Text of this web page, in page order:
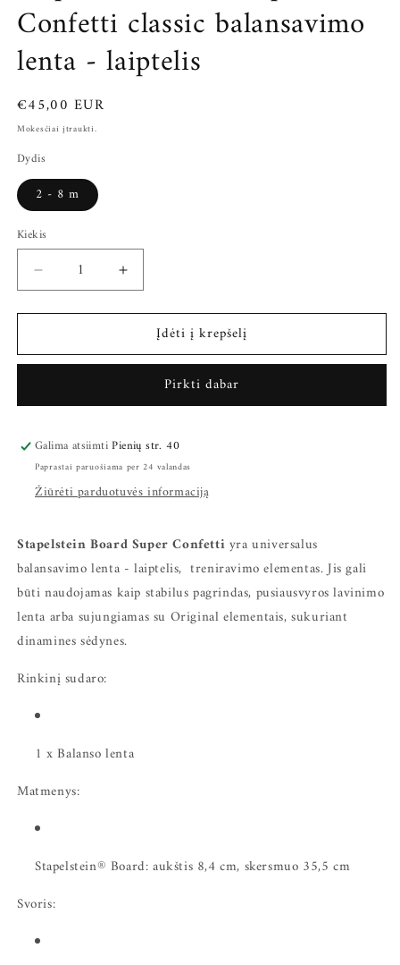
Confetti classic balansavimo
lenta - laiptelis
Įprasta
kaina
€45,00 EUR
Mokesčiai įtraukti.
Dydis
2 - 8 m
Kiekis
Sumažinti
Stapelstein
Board
Confetti
lenta
laiptelis
kiekį
Padidinti
Stapelstein
Board
Super
Confetti
balansavimo
lenta
laiptelis
kiekį
Įdėti į krepšelį
Pirkti dabar
Galima atsiimtiPienių str. 40
Paprastai paruošiama per 24 valandas
Žiūrėti parduotuvės informaciją
Stapelstein Board Super Confettiyra universalus
balansavimo lenta - laiptelis, treniravimo elementas. Jis gali
būti naudojamas kaip stabilus pagrindas, pusiausvyros lavinimo
lenta arba sujungiamas su Original elementais, sukuriant
dinamines sėdynes.
Rinkinį sudaro:
1 x Balanso lenta
Matmenys:
Stapelstein® Board: aukštis 8,4 cm, skersmuo 35,5 cm
Svoris: